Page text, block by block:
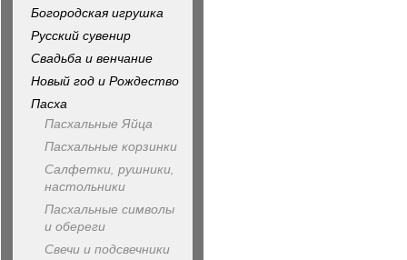
Богородская игрушка
Русский сувенир
Свадьба и венчание
Новый год и Рождество
Пасха
Пасхальные Яйца
Пасхальные корзинки
Салфетки, рушники,
настольники
Пасхальные символы
и обереги
Свечи и подсвечники